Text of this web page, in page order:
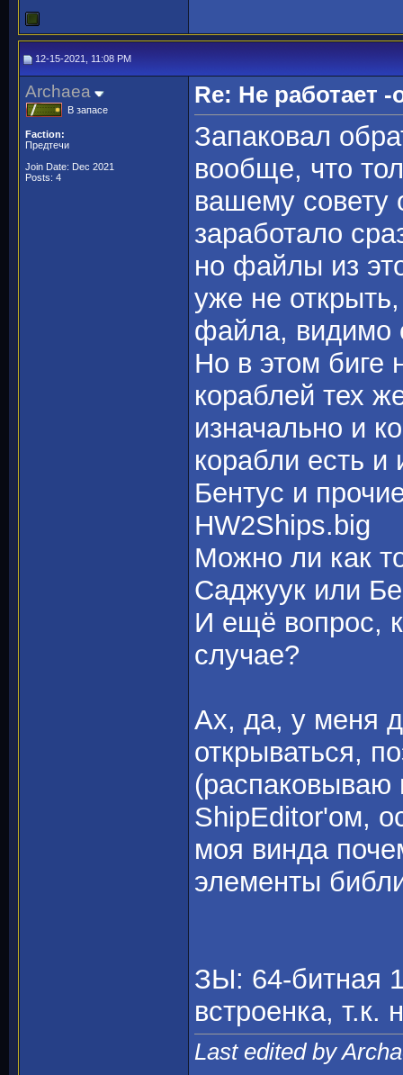
12-15-2021, 11:08 PM
Archaea
В запасе
Faction:
Предтечи
Join Date: Dec 2021
Posts: 4
Re: Не работает
Запаковал
вообще, что
вашему совету
заработало
но файлы из
уже не
файла, видимо
Но в этом биге
кораблей тех
изначально и
корабли есть и
Бентус и
HW2Ships.big
Можно ли как
Саджуук или
И ещё вопрос,
случае?
Ах, да, у меня
открываться,
ShipEditor'ом,
моя винда
элементы
ЗЫ: 64-битная
встроенка, т.к.
Last edited by